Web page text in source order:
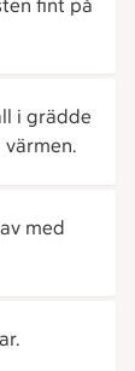
fint på
i grädde
värmen.
med